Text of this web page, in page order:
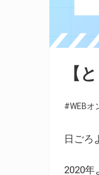
【
#WEBオ
日ごろ
2020年